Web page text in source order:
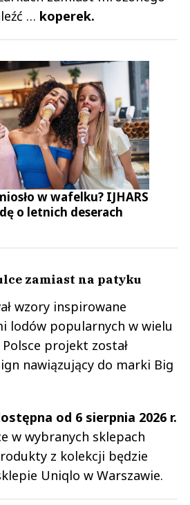
… koperek.
w wafelku? IJHARS
o letnich deserach
zamiast na patyku
wzory inspirowane
lodów popularnych w wielu
projekt został
nawiązujący do marki Big
od 6 sierpnia 2026 r.
w wybranych sklepach
z kolekcji będzie
Uniqlo w Warszawie.